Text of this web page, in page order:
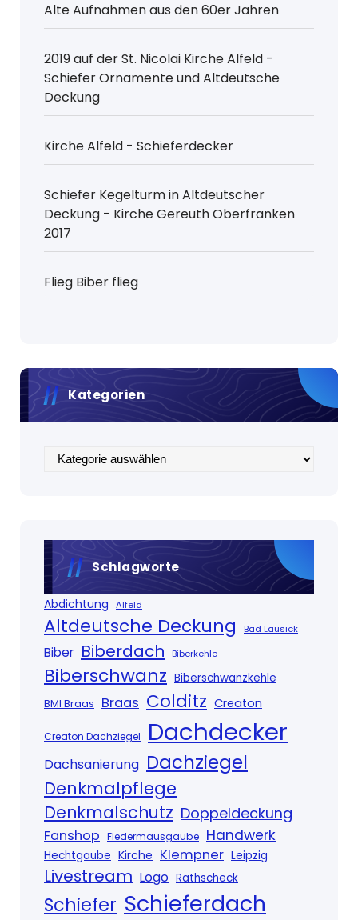
Alte Aufnahmen aus den 60er Jahren
2019 auf der St. Nicolai Kirche Alfeld -
Schiefer Ornamente und Altdeutsche
Deckung
Kirche Alfeld - Schieferdecker
Schiefer Kegelturm in Altdeutscher
Deckung - Kirche Gereuth Oberfranken
2017
Flieg Biber flieg
Kategorien
Kategorien
Schlagworte
Abdichtung Alfeld
Altdeutsche Deckung Bad Lausick
Biber Biberdach Biberkehle
Biberschwanz Biberschwanzkehle
BMI Braas Braas Colditz Creaton
Creaton Dachziegel Dachdecker
Dachsanierung Dachziegel
Denkmalpflege
Denkmalschutz Doppeldeckung
Fanshop Fledermausgaube Handwerk
Hechtgaube Kirche Klempner Leipzig
Livestream Logo Rathscheck
Schiefer Schieferdach